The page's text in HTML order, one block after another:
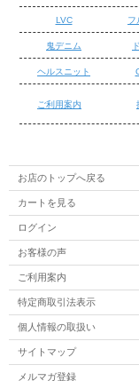
■鬼デニム 222 15oz
1953年に「石川台」
した。 これより古い
る精紡機としては日本
台」は最新のリング
た速度で紡績します
スが少ないため綿本来
（ムラ） になります
LVC フ
鬼デニム
ヘルスニット
ご利用案内
/お店のトップへ戻る
カートを見る
ログイン
お客様の声
ご利用案内
特定商取引法表示
個人情報の取扱い
サイトマップ
メルマガ登録